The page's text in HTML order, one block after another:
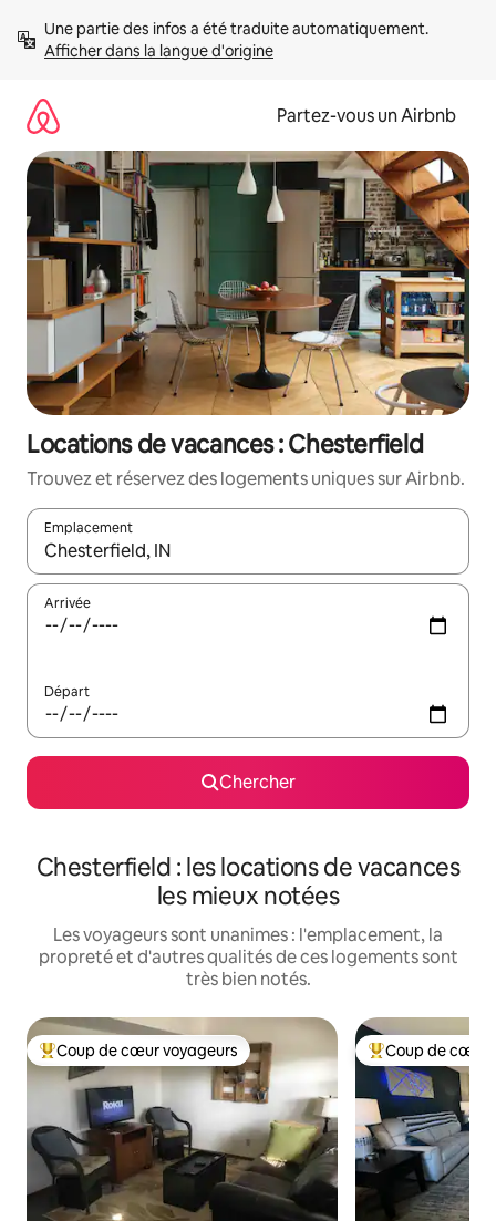
directement
Afficher dans la langue d'origine
Partez-vous un Airbnb
Locations de vacances : Chesterfield
Trouvez et réservez des logements uniques sur Airbnb.
Emplacement
Quand les résultats sont affichés, parcourez-les en utilisant
Arrivée
Départ
Chercher
Chesterfield : les locations de vacances
les mieux notées
Les voyageurs sont unanimes : l'emplacement, la
propreté et d'autres qualités de ces logements sont
très bien notés.
Coup de cœur voyageurs parmi les plus aimés
Coup de cœur voyageurs Coup de cœur
Coup de cœur